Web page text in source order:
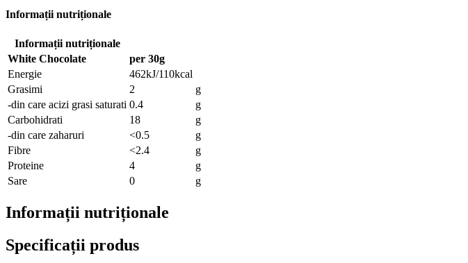
Informații nutriționale
Informații nutriționale
White Chocolate
per 30g
Energie
462kJ/110kcal
Grasimi
2
g
-din care acizi grasi saturati 0.4
g
Carbohidrati
18
g
-din care zaharuri
<0.5
g
Fibre
<2.4
g
Proteine
4
g
Sare
0 g
Informații nutriționale
Specificații produs